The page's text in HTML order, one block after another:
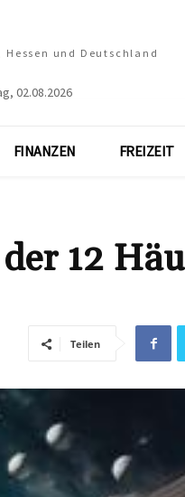
und Deutschland
02.08.2026
FINANZEN FREIZEIT
12
Teilen